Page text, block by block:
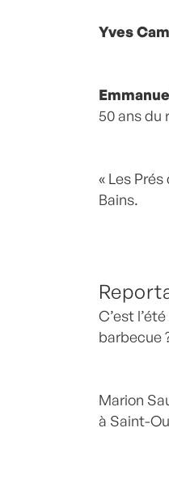
Yves
50 ans du
« Les Prés
Bains.
C’est
barbecue
Marion
à Saint-